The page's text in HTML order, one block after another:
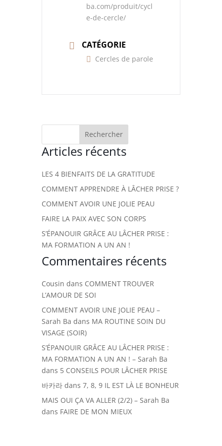
ba.com/produit/cycl
e-de-cercle/
CATÉGORIE
Cercles de parole
Articles récents
LES 4 BIENFAITS DE LA GRATITUDE
COMMENT APPRENDRE À LÂCHER PRISE ?
COMMENT AVOIR UNE JOLIE PEAU
FAIRE LA PAIX AVEC SON CORPS
S’ÉPANOUIR GRÂCE AU LÂCHER PRISE :
MA FORMATION A UN AN !
Commentaires récents
Cousin dans COMMENT TROUVER
L’AMOUR DE SOI
COMMENT AVOIR UNE JOLIE PEAU –
Sarah Ba dans MA ROUTINE SOIN DU
VISAGE (SOIR)
S’ÉPANOUIR GRÂCE AU LÂCHER PRISE :
MA FORMATION A UN AN ! – Sarah Ba
dans 5 CONSEILS POUR LÂCHER PRISE
바카라 dans 7, 8, 9 IL EST LÀ LE BONHEUR
MAIS OUI ÇA VA ALLER (2/2) – Sarah Ba
dans FAIRE DE MON MIEUX